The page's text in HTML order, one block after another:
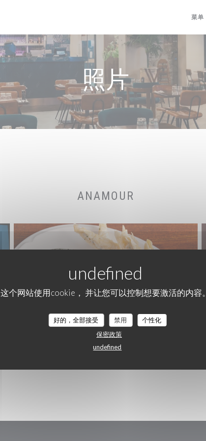
这个网站使用cookie， 并让您可以控制想要激活的内容。
好的，全部接受 禁用
个性化
保密政策
undefined
菜单
照片
ANAMOUR